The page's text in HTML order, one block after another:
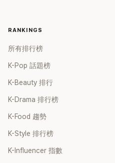
RANKINGS
所有排行榜
K-Pop 話題榜
K-Beauty 排行
K-Drama 排行榜
K-Food 趨勢
K-Style 排行榜
K-Influencer 指數